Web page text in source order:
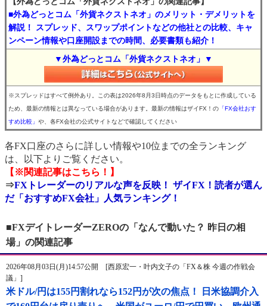
■外為どっとコム「外貨ネクストネオ」のメリット・デメリットを
解説！ スプレッド、スワップポイントなどの他社との比較、キャ
ンペーン情報や口座開設までの時間、必要書類も紹介！
▼外為どっとコム「外貨ネクストネオ」▼
※スプレッドはすべて例外あり。この表は2026年8月3日時点のデータをもとに作成している
ため、最新の情報とは異なっている場合があります。最新の情報はザイFX！の 「FX会社おす
すめ比較」 や、各FX会社の公式サイトなどで確認してください
各FX口座のさらに詳しい情報や10位までの全ランキング
は、以下よりご覧ください。
【※関連記事はこちら！】
⇒FXトレーダーのリアルな声を反映！ ザイFX！読者が選ん
だ「おすすめFX会社」人気ランキング！
■FXデイトレーダーZEROの「なんで動いた？ 昨日の相
場」の関連記事
2026年08月03日(月)14:57公開 [西原宏一・叶内文子の「FX＆株 今週の作戦会
議」]
米ドル/円は155円割れなら152円が次の焦点！ 日米協調介入